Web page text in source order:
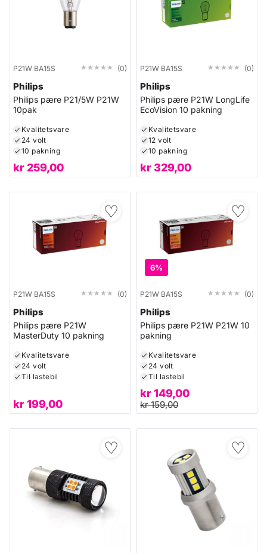
P21W BA15S ★★★★★
★★★★★ (0)
Philips
Philips pære P21/5W P21W
10pak
Kvalitetsvare
24 volt
10 pakning
kr259,00
P21W BA15S ★★★★★
★★★★★ (0)
Philips
Philips pære P21W LongLife
EcoVision 10 pakning
Kvalitetsvare
12 volt
10 pakning
kr329,00
♡
P21W BA15S ★★★★★
★★★★★ (0)
Philips
Philips pære P21W
MasterDuty 10 pakning
Kvalitetsvare
24 volt
Til lastebil
kr199,00
♡
6%
P21W BA15S ★★★★★
★★★★★ (0)
Philips
Philips pære P21W P21W 10
pakning
Kvalitetsvare
24 volt
Til lastebil
kr149,00
kr159,00
♡ ♡